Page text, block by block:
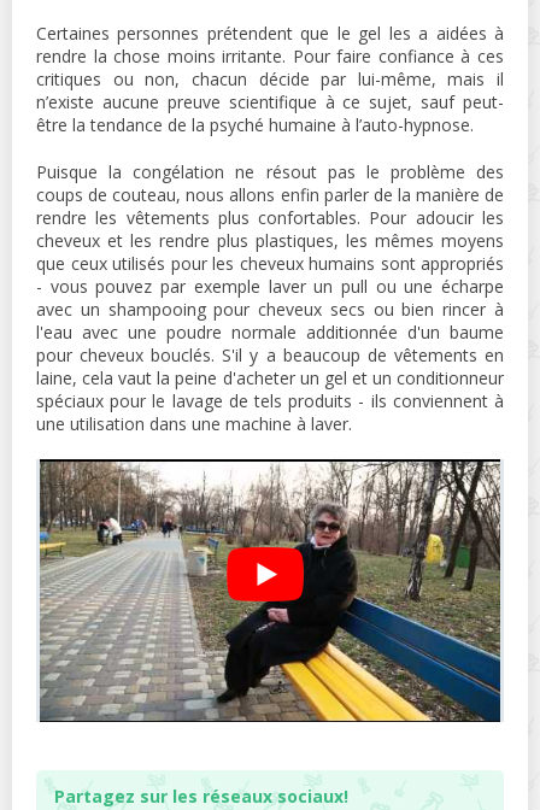
Certaines personnes prétendent que le gel les a aidées à
rendre la chose moins irritante. Pour faire confiance à ces
critiques ou non, chacun décide par lui-même, mais il
n’existe aucune preuve scientifique à ce sujet, sauf peut-
être la tendance de la psyché humaine à l’auto-hypnose.
Puisque la congélation ne résout pas le problème des
coups de couteau, nous allons enfin parler de la manière de
rendre les vêtements plus confortables. Pour adoucir les
cheveux et les rendre plus plastiques, les mêmes moyens
que ceux utilisés pour les cheveux humains sont appropriés
- vous pouvez par exemple laver un pull ou une écharpe
avec un shampooing pour cheveux secs ou bien rincer à
l'eau avec une poudre normale additionnée d'un baume
pour cheveux bouclés. S'il y a beaucoup de vêtements en
laine, cela vaut la peine d'acheter un gel et un conditionneur
spéciaux pour le lavage de tels produits - ils conviennent à
une utilisation dans une machine à laver.
Partagez sur les réseaux sociaux!